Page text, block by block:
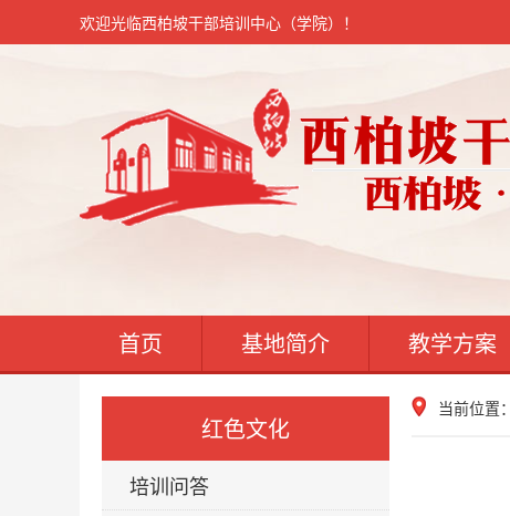
欢迎光临西柏坡干部培训中心（学院）！
首页 基地简介 教学方案
红色文化
培训问答
当前位置：